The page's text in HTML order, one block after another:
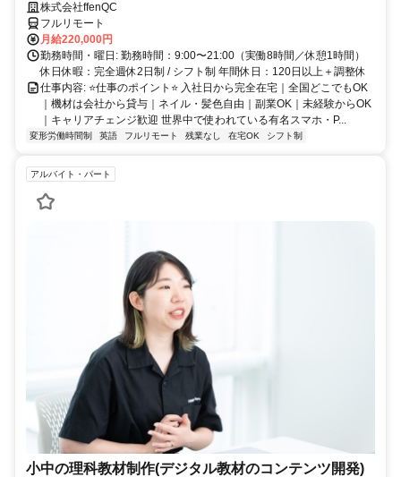
ャリアパスあり（長期キャリアを推奨しています）
株式会社ffenQC
フルリモート
月給220,000円
勤務時間・曜日: 勤務時間：9:00〜21:00（実働8時間／休憩1時間）
休日休暇：完全週休2日制 / シフト制 年間休日：120日以上＋調整休
仕事内容: ⭐️仕事のポイント⭐️ 入社日から完全在宅｜全国どこでもOK
｜機材は会社から貸与｜ネイル・髪色自由｜副業OK｜未経験からOK
｜キャリアチェンジ歓迎 世界中で使われている有名スマホ・P...
変形労働時間制 英語 フルリモート 残業なし 在宅OK シフト制
アルバイト・パート
小中の理科教材制作(デジタル教材のコンテンツ開発)